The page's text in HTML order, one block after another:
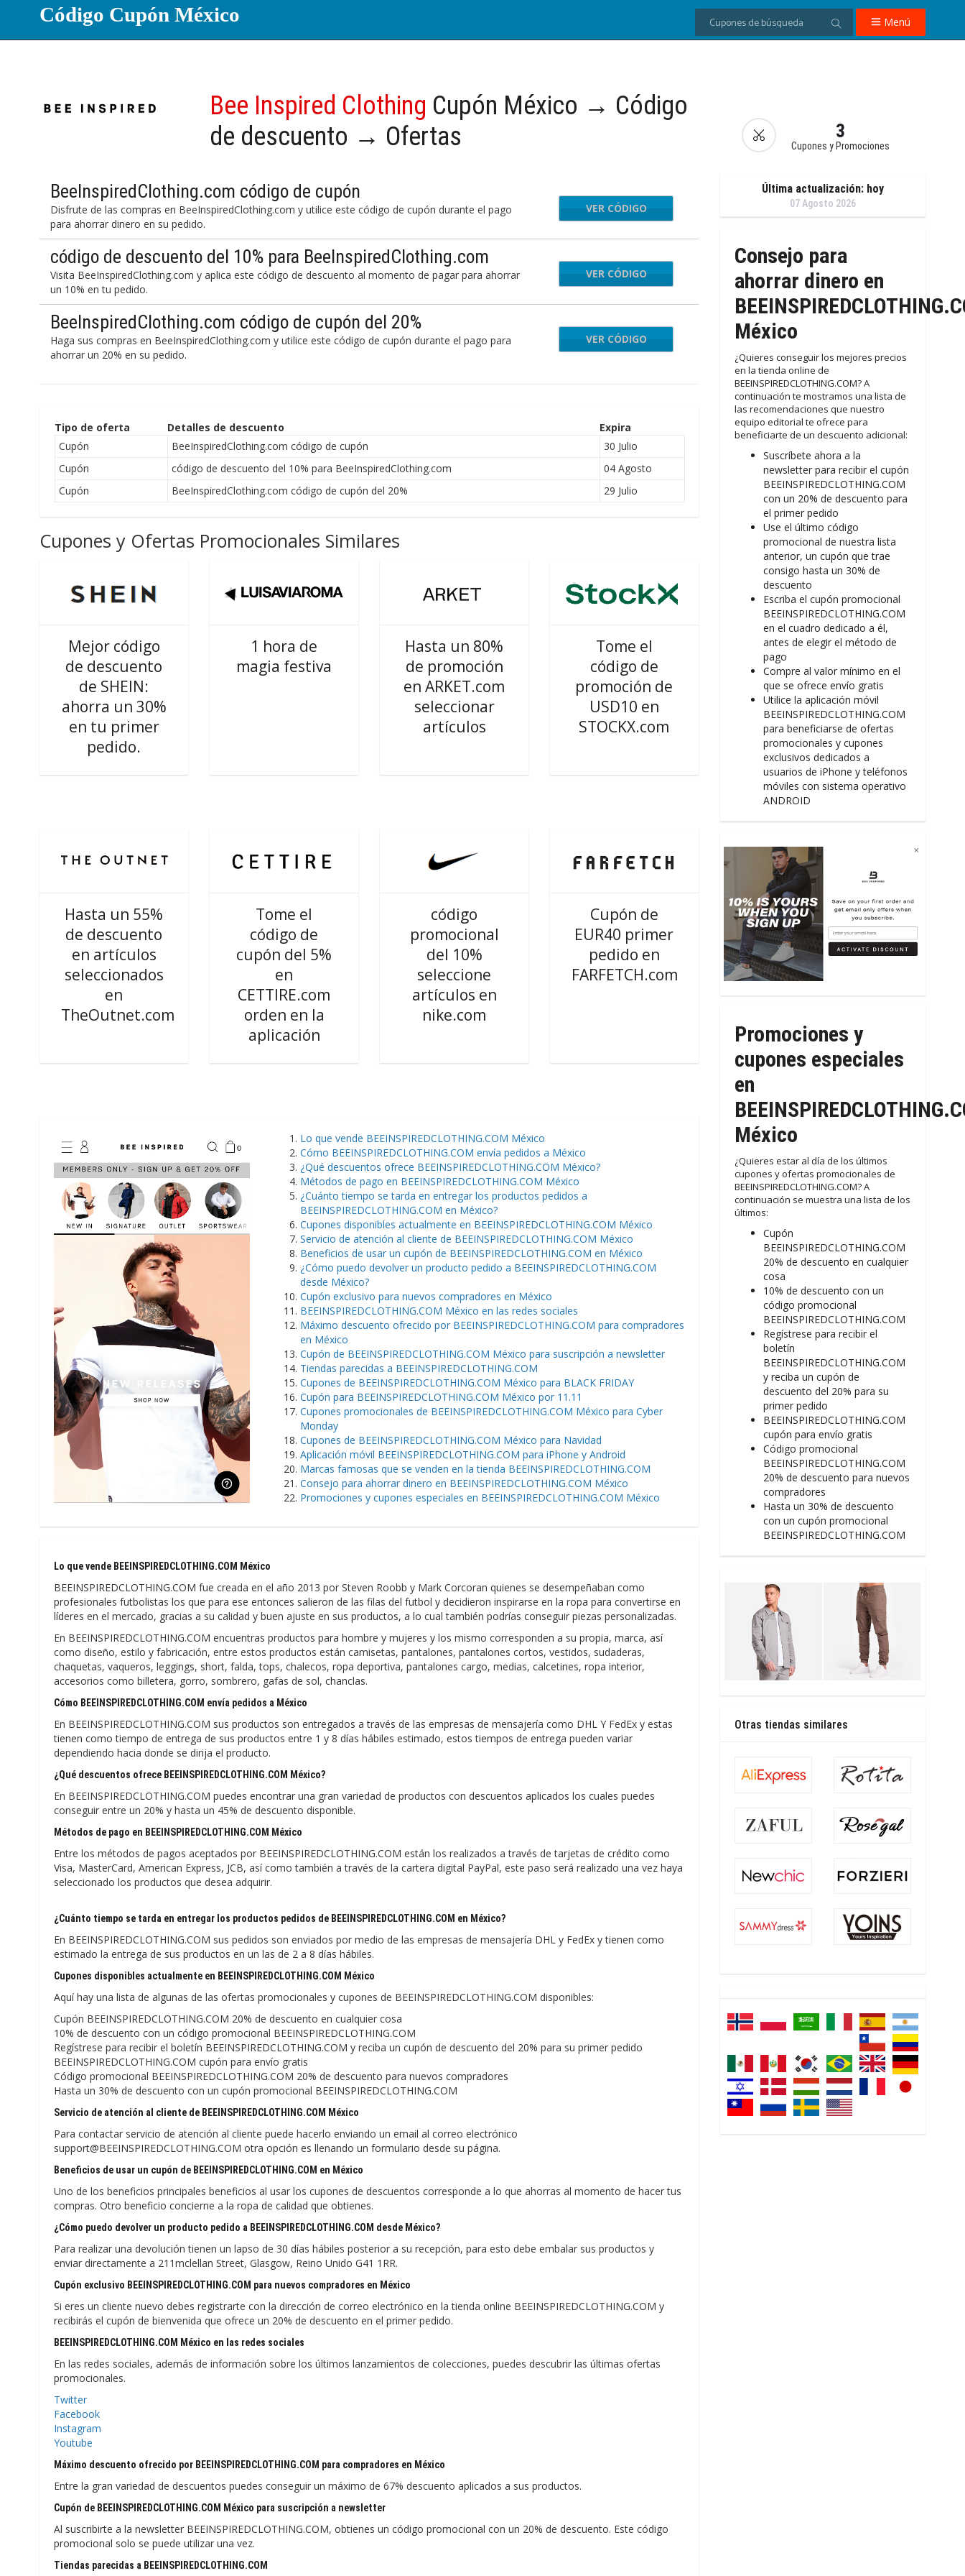
Código Cupón México Menú
Bee Inspired Clothing Cupón México → Código
de descuento → Ofertas
3
Cupones y Promociones
BeeInspiredClothing.com código de cupón
Disfrute de las compras en BeeInspiredClothing.com y utilice este código de cupón durante el pago
para ahorrar dinero en su pedido.
HURRY20
VER CÓDIGO
código de descuento del 10% para BeeInspiredClothing.com
Visita BeeInspiredClothing.com y aplica este código de descuento al momento de pagar para ahorrar
un 10% en tu pedido.
APP10
VER CÓDIGO
BeeInspiredClothing.com código de cupón del 20%
Haga sus compras en BeeInspiredClothing.com y utilice este código de cupón durante el pago para
ahorrar un 20% en su pedido.
LUCKY
VER CÓDIGO
Tipo de oferta Detalles de descuento
Expira
Cupón
BeeInspiredClothing.com código de cupón
30 Julio
Cupón
código de descuento del 10% para BeeInspiredClothing.com
04 Agosto
Cupón
BeeInspiredClothing.com código de cupón del 20% 29 Julio
Cupones y Ofertas Promocionales Similares
Mejor código
de descuento
de SHEIN:
ahorra un 30%
en tu primer
pedido.
1 hora de
magia festiva
Hasta un 80%
de promoción
en ARKET.com
seleccionar
artículos
Tome el
código de
promoción de
USD10 en
STOCKX.com
Hasta un 55%
de descuento
en artículos
seleccionados
en
TheOutnet.com
Tome el
código de
cupón del 5%
en
CETTIRE.com
orden en la
aplicación
código
promocional
del 10%
seleccione
artículos en
nike.com
Cupón de
EUR40 primer
pedido en
FARFETCH.com
Lo que vende BEEINSPIREDCLOTHING.COM México
Cómo BEEINSPIREDCLOTHING.COM envía pedidos a México
¿Qué descuentos ofrece BEEINSPIREDCLOTHING.COM México?
Métodos de pago en BEEINSPIREDCLOTHING.COM México
¿Cuánto tiempo se tarda en entregar los productos pedidos a
BEEINSPIREDCLOTHING.COM en México?
Cupones disponibles actualmente en BEEINSPIREDCLOTHING.COM México
Servicio de atención al cliente de BEEINSPIREDCLOTHING.COM México
Beneficios de usar un cupón de BEEINSPIREDCLOTHING.COM en México
¿Cómo puedo devolver un producto pedido a BEEINSPIREDCLOTHING.COM
desde México?
Cupón exclusivo para nuevos compradores en México
BEEINSPIREDCLOTHING.COM México en las redes sociales
Máximo descuento ofrecido por BEEINSPIREDCLOTHING.COM para compradores
en México
Cupón de BEEINSPIREDCLOTHING.COM México para suscripción a newsletter
Tiendas parecidas a BEEINSPIREDCLOTHING.COM
Cupones de BEEINSPIREDCLOTHING.COM México para BLACK FRIDAY
Cupón para BEEINSPIREDCLOTHING.COM México por 11.11
Cupones promocionales de BEEINSPIREDCLOTHING.COM México para Cyber
Monday
Cupones de BEEINSPIREDCLOTHING.COM México para Navidad
Aplicación móvil BEEINSPIREDCLOTHING.COM para iPhone y Android
Marcas famosas que se venden en la tienda BEEINSPIREDCLOTHING.COM
Consejo para ahorrar dinero en BEEINSPIREDCLOTHING.COM México
Promociones y cupones especiales en BEEINSPIREDCLOTHING.COM México
Lo que vende BEEINSPIREDCLOTHING.COM México
BEEINSPIREDCLOTHING.COM fue creada en el año 2013 por Steven Roobb y Mark Corcoran quienes se desempeñaban como
profesionales futbolistas los que para ese entonces salieron de las filas del futbol y decidieron inspirarse en la ropa para convertirse en
líderes en el mercado, gracias a su calidad y buen ajuste en sus productos, a lo cual también podrías conseguir piezas personalizadas.
En BEEINSPIREDCLOTHING.COM encuentras productos para hombre y mujeres y los mismo corresponden a su propia, marca, así
como diseño, estilo y fabricación, entre estos productos están camisetas, pantalones, pantalones cortos, vestidos, sudaderas,
chaquetas, vaqueros, leggings, short, falda, tops, chalecos, ropa deportiva, pantalones cargo, medias, calcetines, ropa interior,
accesorios como billetera, gorro, sombrero, gafas de sol, chanclas.
Cómo BEEINSPIREDCLOTHING.COM envía pedidos a México
En BEEINSPIREDCLOTHING.COM sus productos son entregados a través de las empresas de mensajería como DHL Y FedEx y estas
tienen como tiempo de entrega de sus productos entre 1 y 8 días hábiles estimado, estos tiempos de entrega pueden variar
dependiendo hacia donde se dirija el producto.
¿Qué descuentos ofrece BEEINSPIREDCLOTHING.COM México?
En BEEINSPIREDCLOTHING.COM puedes encontrar una gran variedad de productos con descuentos aplicados los cuales puedes
conseguir entre un 20% y hasta un 45% de descuento disponible.
Métodos de pago en BEEINSPIREDCLOTHING.COM México
Entre los métodos de pagos aceptados por BEEINSPIREDCLOTHING.COM están los realizados a través de tarjetas de crédito como
Visa, MasterCard, American Express, JCB, así como también a través de la cartera digital PayPal, este paso será realizado una vez haya
seleccionado los productos que desea adquirir.
¿Cuánto tiempo se tarda en entregar los productos pedidos de BEEINSPIREDCLOTHING.COM en México?
En BEEINSPIREDCLOTHING.COM sus pedidos son enviados por medio de las empresas de mensajería DHL y FedEx y tienen como
estimado la entrega de sus productos en un las de 2 a 8 días hábiles.
Cupones disponibles actualmente en BEEINSPIREDCLOTHING.COM México
Aquí hay una lista de algunas de las ofertas promocionales y cupones de BEEINSPIREDCLOTHING.COM disponibles:
Cupón BEEINSPIREDCLOTHING.COM 20% de descuento en cualquier cosa
10% de descuento con un código promocional BEEINSPIREDCLOTHING.COM
Regístrese para recibir el boletín BEEINSPIREDCLOTHING.COM y reciba un cupón de descuento del 20% para su primer pedido
BEEINSPIREDCLOTHING.COM cupón para envío gratis
Código promocional BEEINSPIREDCLOTHING.COM 20% de descuento para nuevos compradores
Hasta un 30% de descuento con un cupón promocional BEEINSPIREDCLOTHING.COM
Servicio de atención al cliente de BEEINSPIREDCLOTHING.COM México
Para contactar servicio de atención al cliente puede hacerlo enviando un email al correo electrónico
support@BEEINSPIREDCLOTHING.COM otra opción es llenando un formulario desde su página.
Beneficios de usar un cupón de BEEINSPIREDCLOTHING.COM en México
Uno de los beneficios principales beneficios al usar los cupones de descuentos corresponde a lo que ahorras al momento de hacer tus
compras. Otro beneficio concierne a la ropa de calidad que obtienes.
¿Cómo puedo devolver un producto pedido a BEEINSPIREDCLOTHING.COM desde México?
Para realizar una devolución tienen un lapso de 30 días hábiles posterior a su recepción, para esto debe embalar sus productos y
enviar directamente a 211mclellan Street, Glasgow, Reino Unido G41 1RR.
Cupón exclusivo BEEINSPIREDCLOTHING.COM para nuevos compradores en México
Si eres un cliente nuevo debes registrarte con la dirección de correo electrónico en la tienda online BEEINSPIREDCLOTHING.COM y
recibirás el cupón de bienvenida que ofrece un 20% de descuento en el primer pedido.
BEEINSPIREDCLOTHING.COM México en las redes sociales
En las redes sociales, además de información sobre los últimos lanzamientos de colecciones, puedes descubrir las últimas ofertas
promocionales.
Twitter
Facebook
Instagram
Youtube
Máximo descuento ofrecido por BEEINSPIREDCLOTHING.COM para compradores en México
Entre la gran variedad de descuentos puedes conseguir un máximo de 67% descuento aplicados a sus productos.
Cupón de BEEINSPIREDCLOTHING.COM México para suscripción a newsletter
Al suscribirte a la newsletter BEEINSPIREDCLOTHING.COM, obtienes un código promocional con un 20% de descuento. Este código
promocional solo se puede utilizar una vez.
Tiendas parecidas a BEEINSPIREDCLOTHING.COM
Última actualización: hoy
07 Agosto 2026
Consejo para
ahorrar dinero en
México
¿Quieres conseguir los mejores precios
en la tienda online de
BEEINSPIREDCLOTHING.COM? A
continuación te mostramos una lista de
las recomendaciones que nuestro
equipo editorial te ofrece para
beneficiarte de un descuento adicional:
Suscríbete ahora a la
newsletter para recibir el cupón
BEEINSPIREDCLOTHING.COM
con un 20% de descuento para
el primer pedido
Use el último código
promocional de nuestra lista
anterior, un cupón que trae
consigo hasta un 30% de
descuento
Escriba el cupón promocional
BEEINSPIREDCLOTHING.COM
en el cuadro dedicado a él,
antes de elegir el método de
pago
Compre al valor mínimo en el
que se ofrece envío gratis
Utilice la aplicación móvil
BEEINSPIREDCLOTHING.COM
para beneficiarse de ofertas
promocionales y cupones
exclusivos dedicados a
usuarios de iPhone y teléfonos
móviles con sistema operativo
ANDROID
Promociones y
cupones especiales
en
México
¿Quieres estar al día de los últimos
cupones y ofertas promocionales de
BEEINSPIREDCLOTHING.COM? A
continuación se muestra una lista de los
últimos:
Cupón
BEEINSPIREDCLOTHING.COM
20% de descuento en cualquier
cosa
10% de descuento con un
código promocional
BEEINSPIREDCLOTHING.COM
Regístrese para recibir el
boletín
BEEINSPIREDCLOTHING.COM
y reciba un cupón de
descuento del 20% para su
primer pedido
BEEINSPIREDCLOTHING.COM
cupón para envío gratis
Código promocional
BEEINSPIREDCLOTHING.COM
20% de descuento para nuevos
compradores
Hasta un 30% de descuento
con un cupón promocional
BEEINSPIREDCLOTHING.COM
Otras tiendas similares